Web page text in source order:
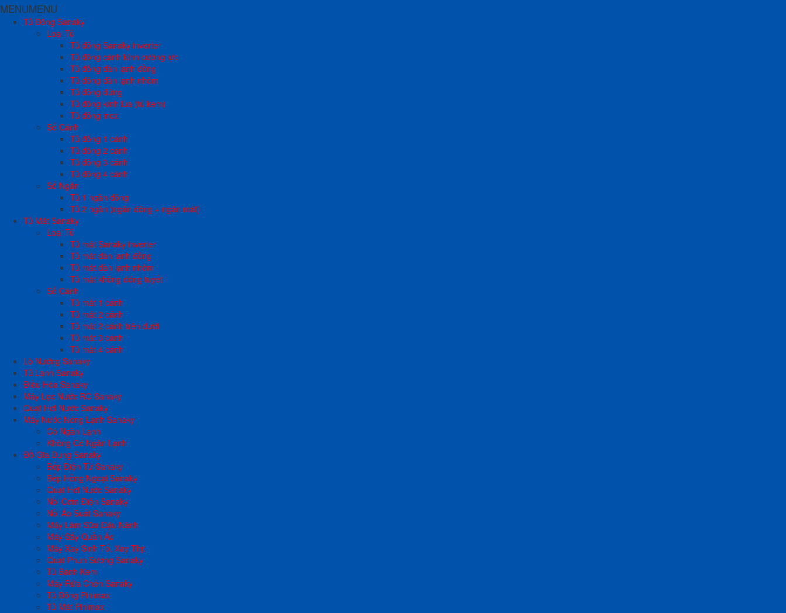
MENUMENU
Tủ Đông Sanaky
Loại Tủ
Tủ đông Sanaky inverter
Tủ đông cánh kính cường lực
Tủ đông dàn lạnh đồng
Tủ đông dàn lạnh nhôm
Tủ đông đứng
Tủ đông kính lùa (tủ kem)
Tủ đông inox
Số Cánh
Tủ đông 1 cánh
Tủ đông 2 cánh
Tủ đông 3 cánh
Tủ đông 4 cánh
Số Ngăn
Tủ 1 ngăn đông
Tủ 2 ngăn (ngăn đông + ngăn mát)
Tủ Mát Sanaky
Loại Tủ
Tủ mát Sanaky inverter
Tủ mát dàn lạnh đồng
Tủ mát dàn lạnh nhôm
Tủ mát không đóng tuyết
Số Cánh
Tủ mát 1 cánh
Tủ mát 2 cánh
Tủ mát 2 cánh trên dưới
Tủ mát 3 cánh
Tủ mát 4 cánh
Lò Nướng Sanaky
Tủ Lạnh Sanaky
Điều Hòa Sanaky
Máy Lọc Nước RO Sanaky
Quạt Hơi Nước Sanaky
Máy Nước Nóng Lạnh Sanaky
Có Ngăn Lạnh
Không Có Ngăn Lạnh
Đồ Gia Dụng Sanaky
Bếp Điện Từ Sanaky
Bếp Hồng Ngoại Sanaky
Quạt Hơi Nước Sanaky
Nồi Cơm Điện Sanaky
Nồi Áp Suất Sanaky
Máy Làm Sữa Đậu Nành
Máy Sấy Quần Áo
Máy Xay Sinh Tố, Xay Thịt
Quạt Phun Sương Sanaky
Tủ Bánh Kem
Máy Rửa Chén Sanaky
Tủ Đông Pinimax
Tủ Mát Pinimax